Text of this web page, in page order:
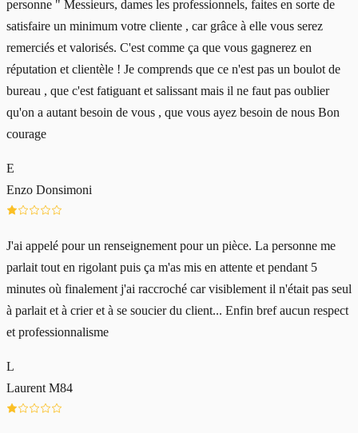
personne " Messieurs, dames les professionnels, faites en sorte de
satisfaire un minimum votre cliente , car grâce à elle vous serez
remerciés et valorisés. C'est comme ça que vous gagnerez en
réputation et clientèle ! Je comprends que ce n'est pas un boulot de
bureau , que c'est fatiguant et salissant mais il ne faut pas oublier
qu'on a autant besoin de vous , que vous ayez besoin de nous Bon
courage
E
Enzo Donsimoni
J'ai appelé pour un renseignement pour un pièce. La personne me
parlait tout en rigolant puis ça m'as mis en attente et pendant 5
minutes où finalement j'ai raccroché car visiblement il n'était pas seul
à parlait et à crier et à se soucier du client... Enfin bref aucun respect
et professionnalisme
L
Laurent M84